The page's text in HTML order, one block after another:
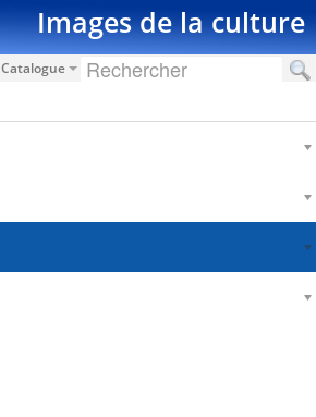
Images de la culture
Catalogue